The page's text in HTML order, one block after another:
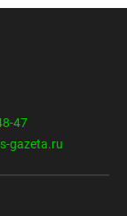
47
gazeta.ru